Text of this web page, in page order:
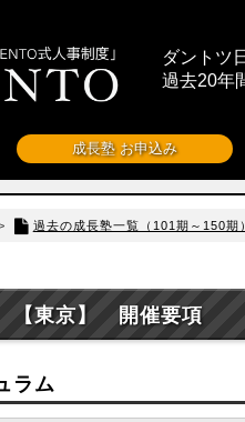
ダントツ
過去20年
成長塾 お申込み
過去の成長塾一覧（101期～150期）
【東京】 開催要項
ラム